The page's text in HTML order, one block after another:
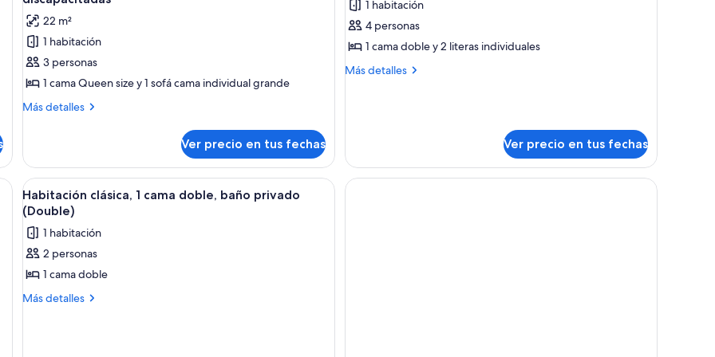
las
fotos
de
Cabaña,
1
habitación,
para
personas
discapacitadas
22 m²
1 habitación
3 personas
1 cama Queen size y 1 sofá cama individual grande
Más detalles
Más
1
habitación,
con
acceso
para
personas
discapacitadas
Ver precio en tus fechas
las
fotos
de
Dog
1 habitación
4 personas
1 cama doble y 2 literas individuales
Más detalles
Más
Ver precio en tus fechas
cama, kitchenette pequeña, televisor montado en la pared y ventana con vistas al exterior.
Ver
todas
las
fotos
de
Habitación
clásica,
4
Habitación clásica, 1 cama doble, baño privado
(Double)
1 habitación
2 personas
1 cama doble
Más detalles
Más